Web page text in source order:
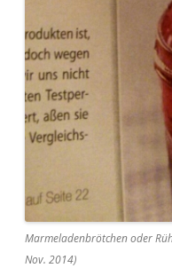
Marmeladenbrötchen oder
Nov. 2014)